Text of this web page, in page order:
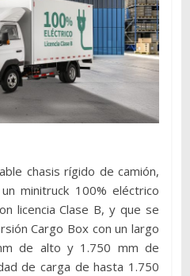
chasis rígido de camión,
minitruck 100% eléctrico
licencia Clase B, y que se
Cargo Box con un largo
de alto y 1.750 mm de
de carga de hasta 1.750